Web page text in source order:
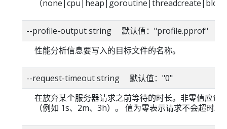
（
--profile-output string 默认值："profile.pprof"
性能分析信息要写入的目标文件的名称。
--request-timeout string 默认值："0"
在放弃某个服务器请求之前等待的时长。非零值应包
（例如 1s、2m、3h）。 值为零表示请求不会超时。